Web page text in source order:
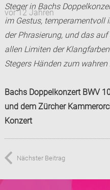
vor 12 Jahren
Steger in Bachs
im Gestus, temperamentvoll
der Phrasierung, und das
allen Limiten der
Stegers Händen zum
Bachs Doppelkonzert BWV
und dem Zürcher
Konzert
Nächster Beitrag